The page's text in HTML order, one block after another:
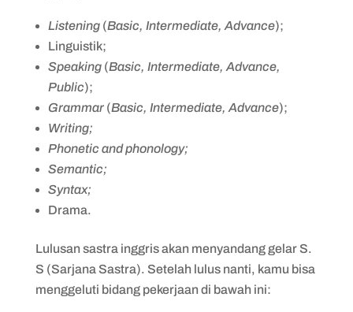
Listening (Basic, Intermediate, Advance);
Linguistik;
Speaking (Basic, Intermediate, Advance,
Public);
Grammar (Basic, Intermediate, Advance);
Writing;
Phonetic and phonology;
Semantic;
Syntax;
Drama.
Lulusan sastra inggris akan menyandang gelar S.
S (Sarjana Sastra). Setelah lulus nanti, kamu bisa
menggeluti bidang pekerjaan di bawah ini: